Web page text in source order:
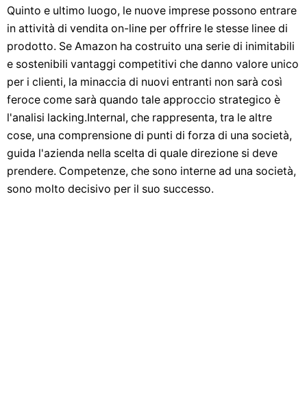
Quinto e ultimo luogo, le nuove imprese possono entrare
in attività di vendita on-line per offrire le stesse linee di
prodotto. Se Amazon ha costruito una serie di inimitabili
e sostenibili vantaggi competitivi che danno valore unico
per i clienti, la minaccia di nuovi entranti non sarà così
feroce come sarà quando tale approccio strategico è
l'analisi lacking.Internal, che rappresenta, tra le altre
cose, una comprensione di punti di forza di una società,
guida l'azienda nella scelta di quale direzione si deve
prendere. Competenze, che sono interne ad una società,
sono molto decisivo per il suo successo.